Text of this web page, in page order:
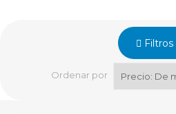
Filtros
Ordenar por